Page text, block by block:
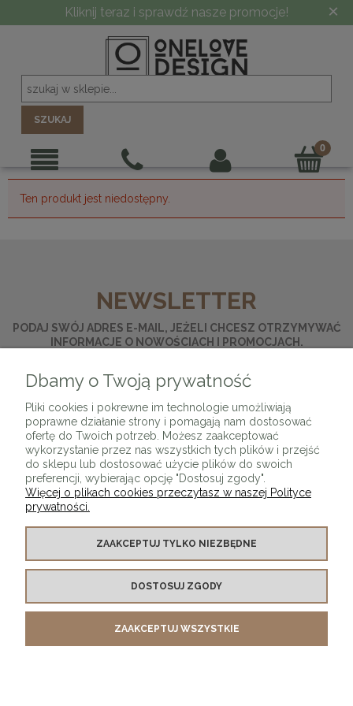
Kliknij teraz i sprawdź nasze promocje! ×
SZUKAJ
Ten produkt jest niedostępny.
NEWSLETTER
PODAJ SWÓJ ADRES E-MAIL, JEŻELI CHCESZ OTRZYMYWAĆ
INFORMACJE O NOWOŚCIACH I PROMOCJACH.
KONTAKT Z NAMI
MOJE KONTO
Dbamy o Twoją prywatność
Pliki cookies i pokrewne im technologie umożliwiają
poprawne działanie strony i pomagają nam dostosować
ofertę do Twoich potrzeb. Możesz zaakceptować
wykorzystanie przez nas wszystkich tych plików i przejść
do sklepu lub dostosować użycie plików do swoich
preferencji, wybierając opcję "Dostosuj zgody".
Więcej o plikach cookies przeczytasz w naszej Polityce
prywatności.
ZAAKCEPTUJ TYLKO NIEZBĘDNE
DOSTOSUJ ZGODY
ZAAKCEPTUJ WSZYSTKIE